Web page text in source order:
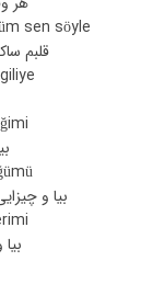
sen söyle
قلبم
بیا و